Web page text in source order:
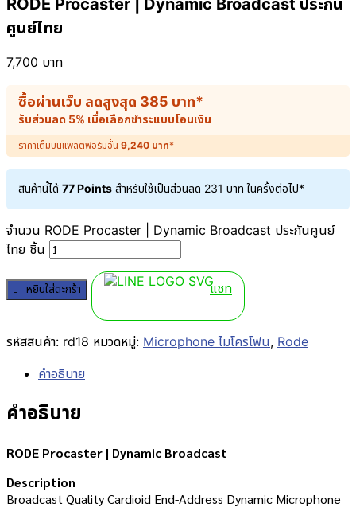
RODE Procaster | Dynamic Broadcast ประกัน
ศูนย์ไทย
7,700 บาท
ซื้อผ่านเว็บ ลดสูงสุด 385 บาท*
รับส่วนลด 5% เมื่อเลือกชำระแบบโอนเงิน
ราคาเต็มบนแพลตฟอร์มอื่น 9,240 บาท*
สินค้านี้ได้ 77 Points สำหรับใช้เป็นส่วนลด 231 บาท ในครั้งต่อไป*
จำนวน RODE Procaster | Dynamic Broadcast ประกันศูนย์
ไทย ชิ้น
หยิบใส่ตะกร้า แชท
รหัสสินค้า: rd18 หมวดหมู่: Microphone ไมโครโฟน, Rode
คำอธิบาย
คำอธิบาย
RODE Procaster | Dynamic Broadcast
Description
Broadcast Quality Cardioid End-Address Dynamic Microphone